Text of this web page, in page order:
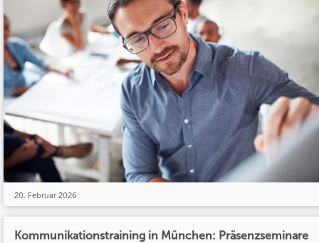
20. Februar 2026
Kommunikationstraining in München: Präsenzseminare